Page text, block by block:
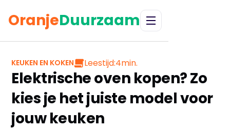
OranjeDuurzaam
KEUKEN EN KOKEN Leestijd:4min.
Elektrische oven kopen? Zo
kies je het juiste model voor
jouw keuken